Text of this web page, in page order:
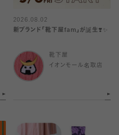
2026.08.02
新ブランド「靴下屋fam」が誕生❣️✨
靴下屋
イオンモール名取店